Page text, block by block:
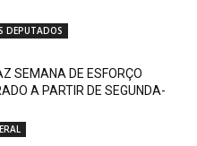
DEPUTADOS
SEMANA DE ESFORÇO
A PARTIR DE SEGUNDA-